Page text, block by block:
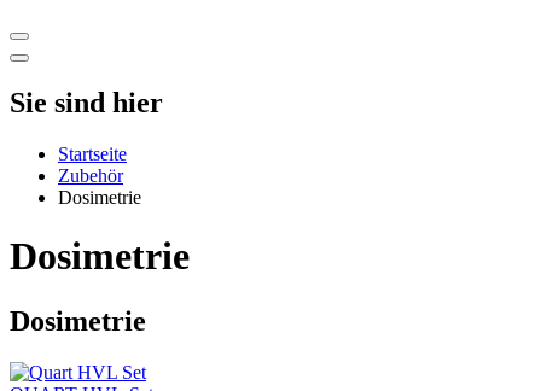
Sie sind hier
Startseite
Zubehör
Dosimetrie
Dosimetrie
Dosimetrie